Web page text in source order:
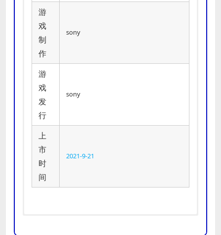
游
戏
制
作
sony
游
戏
发
行
sony
上
市
时
间
2021-9-21